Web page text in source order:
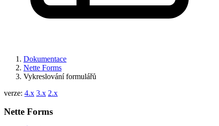
Dokumentace
Nette Forms
Vykreslování formulářů
verze: 4.x 3.x 2.x
Nette Forms